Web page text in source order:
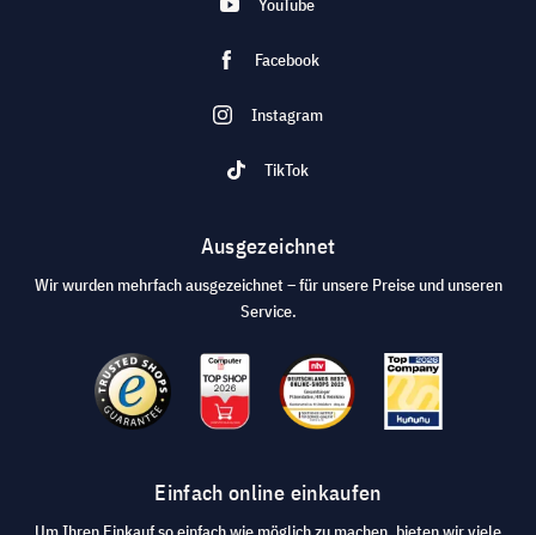
YouTube
Facebook
Instagram
TikTok
Ausgezeichnet
Wir wurden mehrfach ausgezeichnet – für unsere Preise und unseren
Service.
Einfach online einkaufen